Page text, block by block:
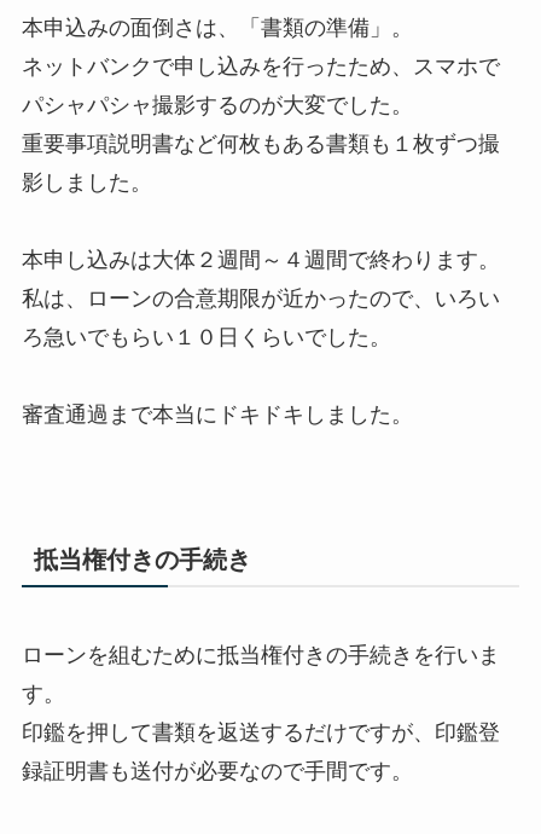
本申込みの面倒さは、「書類の準備」。
ネットバンクで申し込みを行ったため、スマホで
パシャパシャ撮影するのが大変でした。
重要事項説明書など何枚もある書類も１枚ずつ撮
影しました。
本申し込みは大体２週間～４週間で終わります。
私は、ローンの合意期限が近かったので、いろい
ろ急いでもらい１０日くらいでした。
審査通過まで本当にドキドキしました。
抵当権付きの手続き
ローンを組むために抵当権付きの手続きを行いま
す。
印鑑を押して書類を返送するだけですが、印鑑登
録証明書も送付が必要なので手間です。